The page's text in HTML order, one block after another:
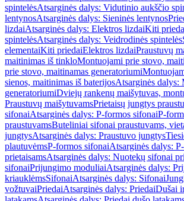
spintelėsAtsarginės dalys: Vidutinio aukščio
lentynosAtsarginės dalys: Sieninės lentynos
lizdaiAtsarginės dalys: Elektros lizdaiKiti
spintelėsAtsarginės dalys: Veidrodinės spintelės
elementaiKiti priedaiElektros lizdaiPraustuvų
maitinimas iš tinkloMontuojami prie stovo,
prie stovo, maitinamas generatoriumi
sienos, maitinimas iš baterijosAtsarginės dalys:
generatoriumiDviejų rankenų maišytuvas,
Praustuvų maišytuvamsPrietaisų jungtys
sifonaiAtsarginės dalys: P-formos sifonaiP-
praustuvamsButeliniai sifonai praustuvams,
jungtysAtsarginės dalys: Praustuvo jungtys
plautuvėmsP-formos sifonaiAtsarginės dalys:
prietaisamsAtsarginės dalys: Nuotekų sifonai
sifonaiPrijungimo moduliaiAtsarginės dalys:
kriauklėmsSifonaiAtsarginės dalys: Sifonai
vožtuvaiPriedaiAtsarginės dalys: PriedaiDušai